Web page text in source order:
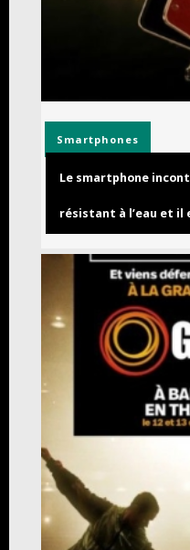
Smartphones
Le smartphone
résistant à l’eau et il